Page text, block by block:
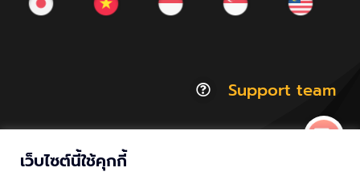
Support team
เว็บไซต์นี้ใช้คุกกี้